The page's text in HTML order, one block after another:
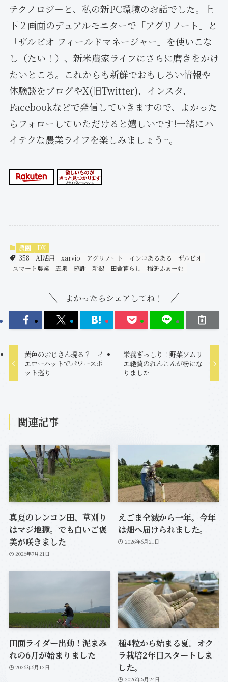
テクノロジーと、私の新PC環境のお話でした。上
下２画面のデュアルモニターで「アグリノート」と
「ザルビオ フィールドマネージャー」を使いこな
し（たい！）、新米農家ライフにさらに磨きをかけ
たいところ。これからも新鮮でおもしろい情報や
体験談をブログやX(旧Twitter)、インスタ、
Facebookなどで発信していきますので、よかった
らフォローしていただけると嬉しいです!一緒にハ
イテクな農業ライフを楽しみましょう~。
農園
DX
358
AI活用 xarvio アグリノート インコあるある
ザルビオ
スマート農業
五泉 感謝 新潟 田舎暮らし 稲餅ふぁーむ
よかったらシェアしてね！
黄色のおじさん現る？ イ
エローハットでパワースポ
ット巡り
栄養ぎっしり！野菜ソムリ
エ絶賛のれんこんが粉にな
りました
関連記事
真夏のレンコン田、草刈り
はマジ地獄。でも白いご褒
美が咲きました
2026年7月21日
えごま全滅から一年。今年
は畑へ届けられました。
2026年6月21日
田面ライダー出動！泥まみ
れの6月が始まりました
2026年6月13日
種4粒から始まる夏。オク
ラ栽培2年目スタートしま
した。
2026年5月24日